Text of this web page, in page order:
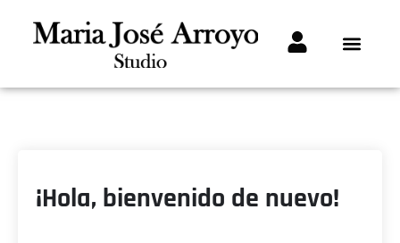
¡Hola, bienvenido de nuevo!